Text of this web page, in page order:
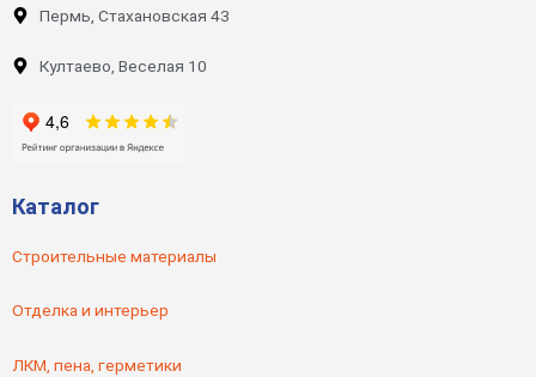
Пермь, Стахановская 43
Култаево, Веселая 10
Каталог
Строительные материалы
Отделка и интерьер
ЛКМ, пена, герметики